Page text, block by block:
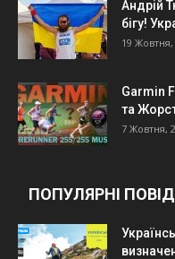
Андрій
бігу!
19 Жовтня,
Garmin
та
7 Жовтня,
ПОПУЛЯРНІ